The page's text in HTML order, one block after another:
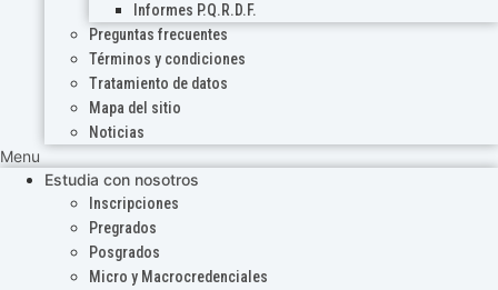
Informes P.Q.R.D.F.
Preguntas frecuentes
Términos y condiciones
Tratamiento de datos
Mapa del sitio
Noticias
Menu
Estudia con nosotros
Inscripciones
Pregrados
Posgrados
Micro y Macrocredenciales